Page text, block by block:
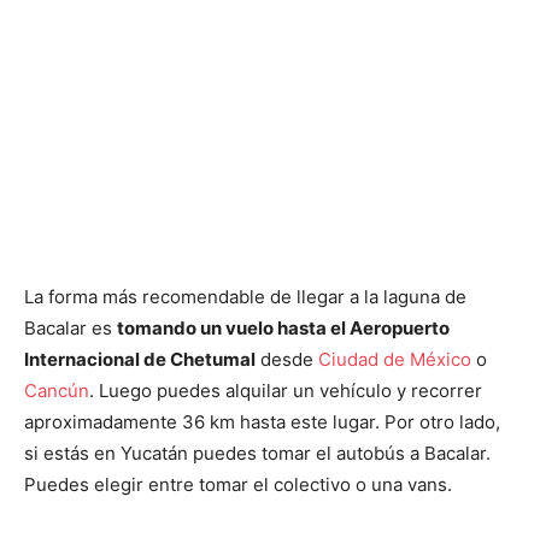
La forma más recomendable de llegar a la laguna de
Bacalar es tomando un vuelo hasta el Aeropuerto
Internacional de Chetumal desde Ciudad de México o
Cancún. Luego puedes alquilar un vehículo y recorrer
aproximadamente 36 km hasta este lugar. Por otro lado,
si estás en Yucatán puedes tomar el autobús a Bacalar.
Puedes elegir entre tomar el colectivo o una vans.